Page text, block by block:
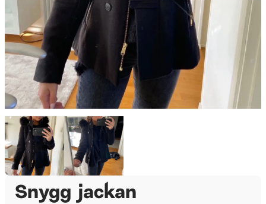
Snygg jackan